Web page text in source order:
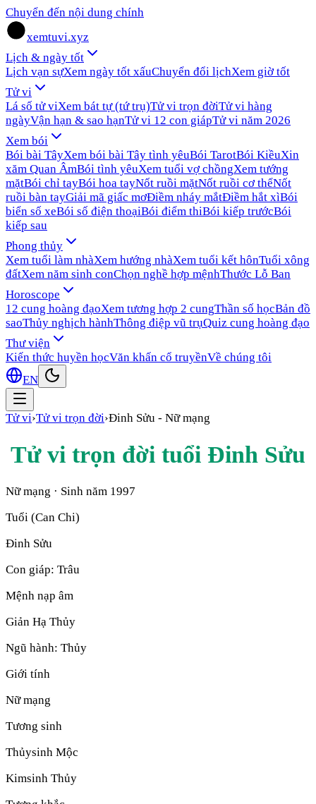
Chuyển đến nội dung chính
xemtuvi.xyz
Lịch & ngày tốt
Lịch vạn sựXem ngày tốt xấuChuyển đổi lịchXem giờ tốt
Tử vi
Lá số tử viXem bát tự (tứ trụ)Tử vi trọn đờiTử vi hàng
ngàyVận hạn & sao hạnTử vi 12 con giápTử vi năm 2026
Xem bói
Bói bài TâyXem bói bài Tây tình yêuBói TarotBói KiềuXin
xăm Quan ÂmBói tình yêuXem tuổi vợ chồngXem tướng
mặtBói chỉ tayBói hoa tayNốt ruồi mặtNốt ruồi cơ thểNốt
ruồi bàn tayGiải mã giấc mơĐiềm nháy mắtĐiềm hắt xìBói
biển số xeBói số điện thoạiBói điểm thiBói kiếp trướcBói
kiếp sau
Phong thủy
Xem tuổi làm nhàXem hướng nhàXem tuổi kết hônTuổi xông
đấtXem năm sinh conChọn nghề hợp mệnhThước Lỗ Ban
Horoscope
12 cung hoàng đạoXem tương hợp 2 cungThần số họcBản đồ
saoThủy nghịch hànhThông điệp vũ trụQuiz cung hoàng đạo
Thư viện
Kiến thức huyền họcVăn khấn cổ truyềnVề chúng tôi
EN
Tử vi›Tử vi trọn đời›Đinh Sửu - Nữ mạng
Tử vi trọn đời tuổi Đinh Sửu
Nữ mạng · Sinh năm 1997
Tuổi (Can Chi)
Đinh Sửu
Con giáp: Trâu
Mệnh nạp âm
Giản Hạ Thủy
Ngũ hành: Thủy
Giới tính
Nữ mạng
Tương sinh
Thủysinh Mộc
Kimsinh Thủy